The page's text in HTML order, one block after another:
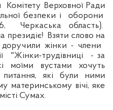
Верховної Ради
безпеки і оборони
область).
Взяти слово на
доручили жінки - члени
"Жінки-трудівниці - за
моїми вустами хочуть
питання, які були ними
материнському вічі, яке
Сумах.